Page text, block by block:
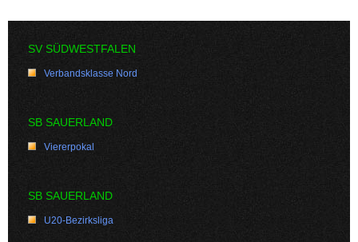
SV SÜDWESTFALEN
Verbandsklasse Nord
SB SAUERLAND
Viererpokal
SB SAUERLAND
U20-Bezirksliga